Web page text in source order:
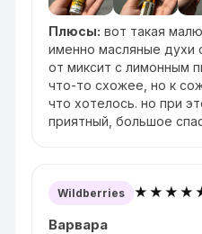
Плюсы: вот такая
именно масляные духи
от миксит с лимонным
что-то схожее, но к
что хотелось. но при
приятный, большое
Wildberries
Варвара